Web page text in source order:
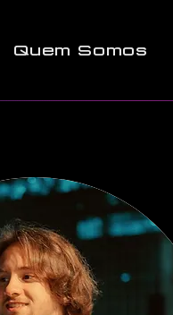
Quem Somos